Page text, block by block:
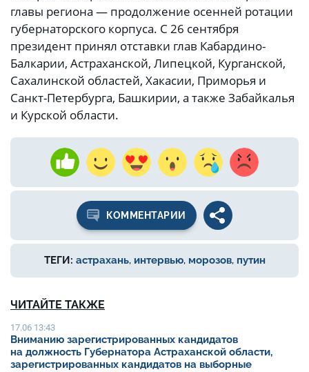
главы региона — продолжение осенней ротации
губернаторского корпуса. С 26 сентября
президент принял отставки глав Кабардино-
Балкарии, Астраханской, Липецкой, Курганской,
Сахалинской областей, Хакасии, Приморья и
Санкт-Петербурга, Башкирии, а также Забайкалья
и Курской области.
КОММЕНТАРИИ
ТЕГИ: астрахань, интервью, морозов, путин
ЧИТАЙТЕ ТАКЖЕ
17.06 13:43
Вниманию зарегистрированных кандидатов
на должность Губернатора Астраханской области,
зарегистрированных кандидатов на выборные